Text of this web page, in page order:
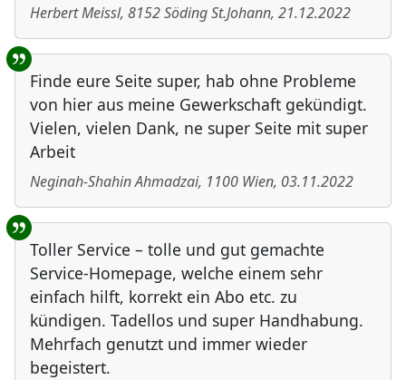
Herbert Meissl, 8152Söding St.Johann, 21.12.2022
Finde eure Seite super, hab ohne Probleme
von hier aus meine Gewerkschaft gekündigt.
Vielen, vielen Dank, ne super Seite mit super
Arbeit
Neginah-Shahin Ahmadzai, 1100 Wien, 03.11.2022
Toller Service – tolle und gut gemachte
Service-Homepage, welche einem sehr
einfach hilft, korrekt ein Abo etc. zu
kündigen. Tadellos und super Handhabung.
Mehrfach genutzt und immer wieder
begeistert.